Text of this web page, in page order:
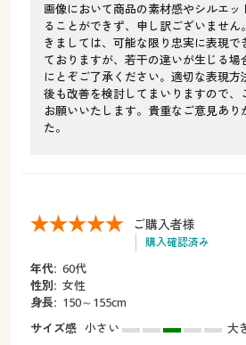
画像において商品の素材感やシルエッ
ることができず、申し訳ございません
きましては、可能な限り忠実に表現で
ておりますが、若干の違いが生じる場
にとぞご了承ください。適切な表現方
後も改善を検討してまいりますので、
お願いいたします。貴重なご意見あり
た。
ご購入者様
購入確認済み
年代: 60代
性別: 女性
身長: 150～155cm
サイズ感 小さい
大